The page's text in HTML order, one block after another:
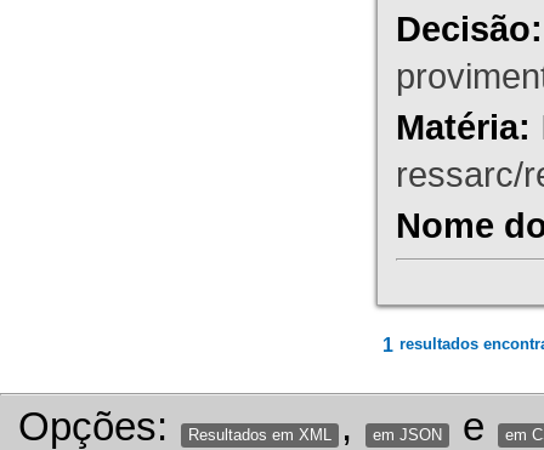
Decisão:
Matéria:
ressarc/
Nome
1 resultados
Opções: Resultados em XML , em JSON e em